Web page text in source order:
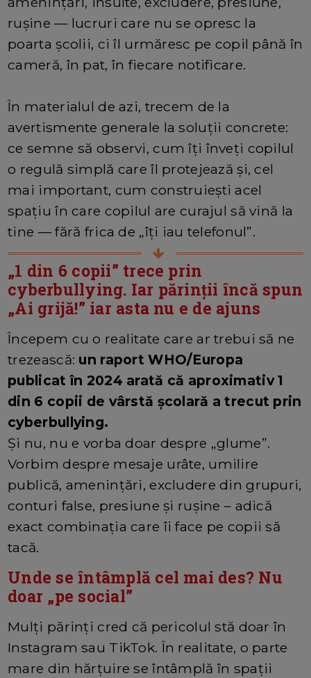
rușine — lucruri care nu se opresc la
poarta școlii, ci îl urmăresc pe copil până în
cameră, în pat, în fiecare notificare.
În materialul de azi, trecem de la
avertismente generale la soluții concrete:
ce semne să observi, cum îți înveți copilul
o regulă simplă care îl protejează și, cel
mai important, cum construiești acel
spațiu în care copilul are curajul să vină la
tine — fără frica de „îți iau telefonul”.
„1 din 6 copii” trece prin
cyberbullying. Iar părinții încă spun
„Ai grijă!” iar asta nu e de ajuns
Începem cu o realitate care ar trebui să ne
trezească: un raport WHO/Europa
publicat în 2024 arată că aproximativ 1
din 6 copii de vârstă școlară a trecut prin
cyberbullying.
Și nu, nu e vorba doar despre „glume”.
Vorbim despre mesaje urâte, umilire
publică, amenințări, excludere din grupuri,
conturi false, presiune și rușine – adică
exact combinația care îi face pe copii să
tacă.
Unde se întâmplă cel mai des? Nu
doar „pe social”
Mulți părinți cred că pericolul stă doar în
Instagram sau TikTok. În realitate, o parte
mare din hărțuire se întâmplă în spații